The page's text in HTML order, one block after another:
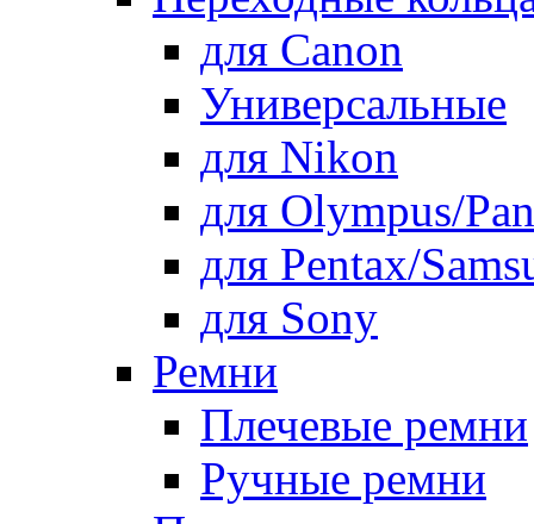
для Canon
Универсальные
для Nikon
для Olympus/
для Pentax/
для Sony
Ремни
Плечевые ремни
Ручные ремни